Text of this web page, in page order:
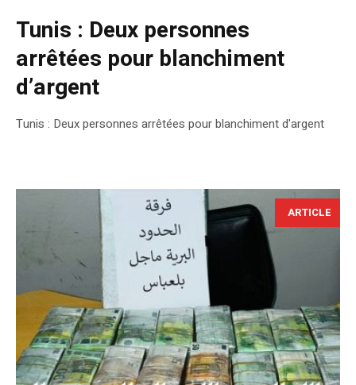
Tunis : Deux personnes
arrêtées pour blanchiment
d’argent
Tunis : Deux personnes arrêtées pour blanchiment d'argent
ARTICLE